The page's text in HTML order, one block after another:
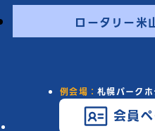
ロータリー米
例会場：札幌パーク
会員